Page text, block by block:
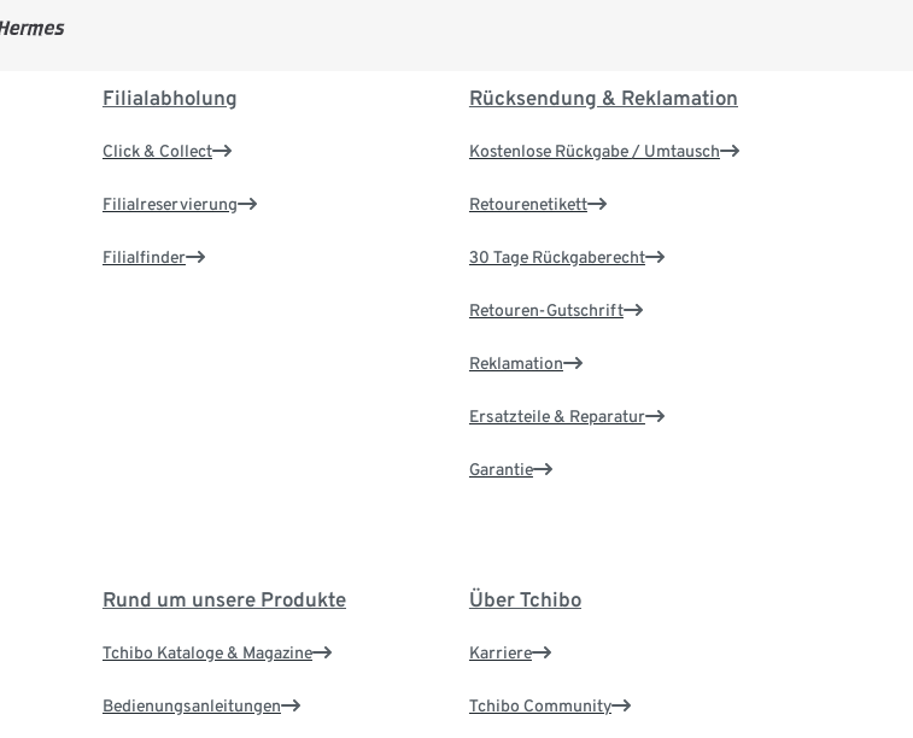
Filialabholung
Click & Collect
Filialreservierung
Filialfinder
Rücksendung & Reklamation
Kostenlose Rückgabe / Umtausch
Retourenetikett
30 Tage Rückgaberecht
Retouren-Gutschrift
Reklamation
Ersatzteile & Reparatur
Garantie
Rund um unsere Produkte
Tchibo Kataloge & Magazine
Bedienungsanleitungen
Über Tchibo
Karriere
Tchibo Community